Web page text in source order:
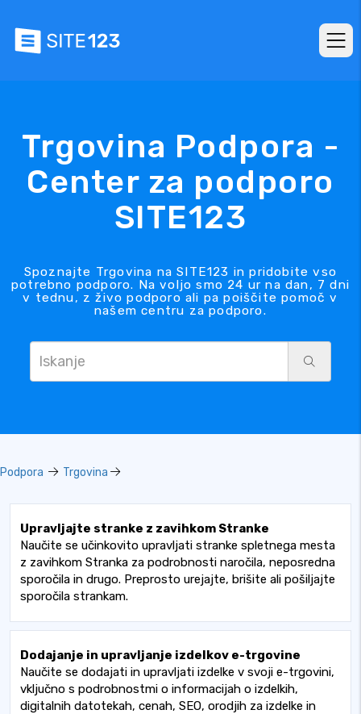
Trgovina Podpora -
Center za podporo
SITE123
Spoznajte Trgovina na SITE123 in pridobite vso
potrebno podporo. Na voljo smo 24 ur na dan, 7 dni
v tednu, z živo podporo ali pa poiščite pomoč v
našem centru za podporo.
Podpora Trgovina
Upravljajte stranke z zavihkom Stranke
Naučite se učinkovito upravljati stranke spletnega mesta
z zavihkom Stranka za podrobnosti naročila, neposredna
sporočila in drugo. Preprosto urejajte, brišite ali pošiljajte
sporočila strankam.
Dodajanje in upravljanje izdelkov e-trgovine
Naučite se dodajati in upravljati izdelke v svoji e-trgovini,
vključno s podrobnostmi o informacijah o izdelkih,
digitalnih datotekah, cenah, SEO, orodjih za izdelke in